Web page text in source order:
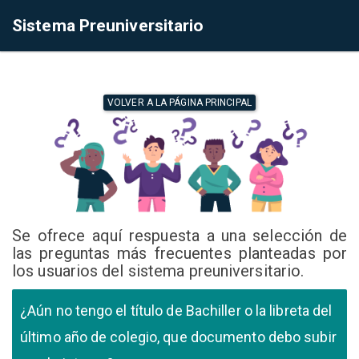
Sistema Preuniversitario
VOLVER A LA PÁGINA PRINCIPAL
Se ofrece aquí respuesta a una selección de
las preguntas más frecuentes planteadas por
los usuarios del sistema preuniversitario.
¿Aún no tengo el título de Bachiller o la libreta del
último año de colegio, que documento debo subir